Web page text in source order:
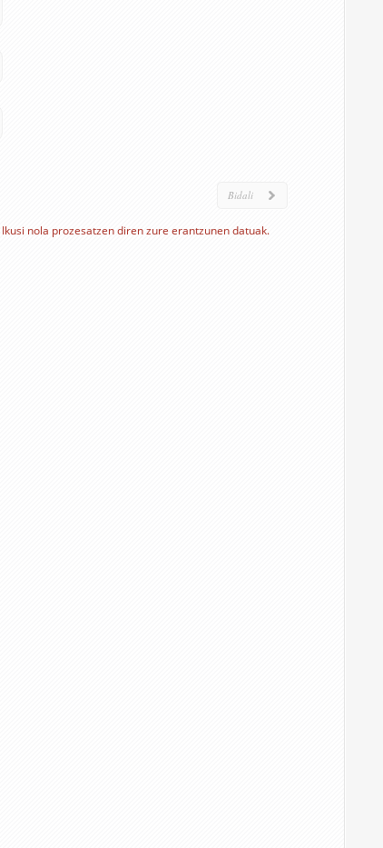
Ikusi nola prozesatzen diren zure erantzunen datuak.